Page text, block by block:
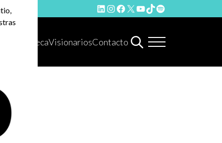
LinkedIn
Instagram
Facebook
X YouTube
TikTok
Spotify
HemerotecaVisionariosContacto